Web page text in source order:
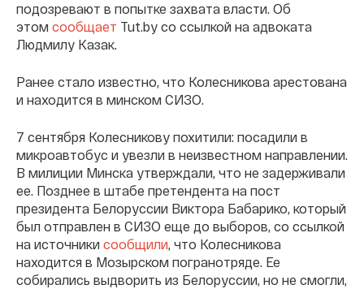
подозревают в попытке захвата власти. Об
этом сообщает Tut.by со ссылкой на адвоката
Людмилу Казак.
Ранее стало известно, что Колесникова арестована
и находится в минском СИЗО.
7 сентября Колесникову похитили: посадили в
микроавтобус и увезли в неизвестном направлении.
В милиции Минска утверждали, что не задерживали
ее. Позднее в штабе претендента на пост
президента Белоруссии Виктора Бабарико, который
был отправлен в СИЗО еще до выборов, со ссылкой
на источники сообщили, что Колесникова
находится в Мозырском погранотряде. Ее
собирались выдворить из Белоруссии, но не смогли,